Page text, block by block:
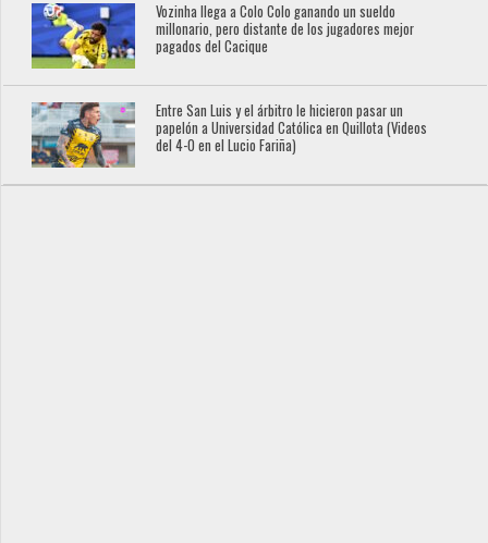
Vozinha llega a Colo Colo ganando un sueldo
millonario, pero distante de los jugadores mejor
pagados del Cacique
Entre San Luis y el árbitro le hicieron pasar un
papelón a Universidad Católica en Quillota (Videos
del 4-0 en el Lucio Fariña)